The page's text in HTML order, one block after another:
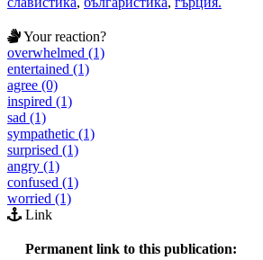
Your reaction?
overwhelmed (1)
entertained (1)
agree (0)
inspired (1)
sad (1)
sympathetic (1)
surprised (1)
angry (1)
confused (1)
worried (1)
Link
Permanent link to this publication: